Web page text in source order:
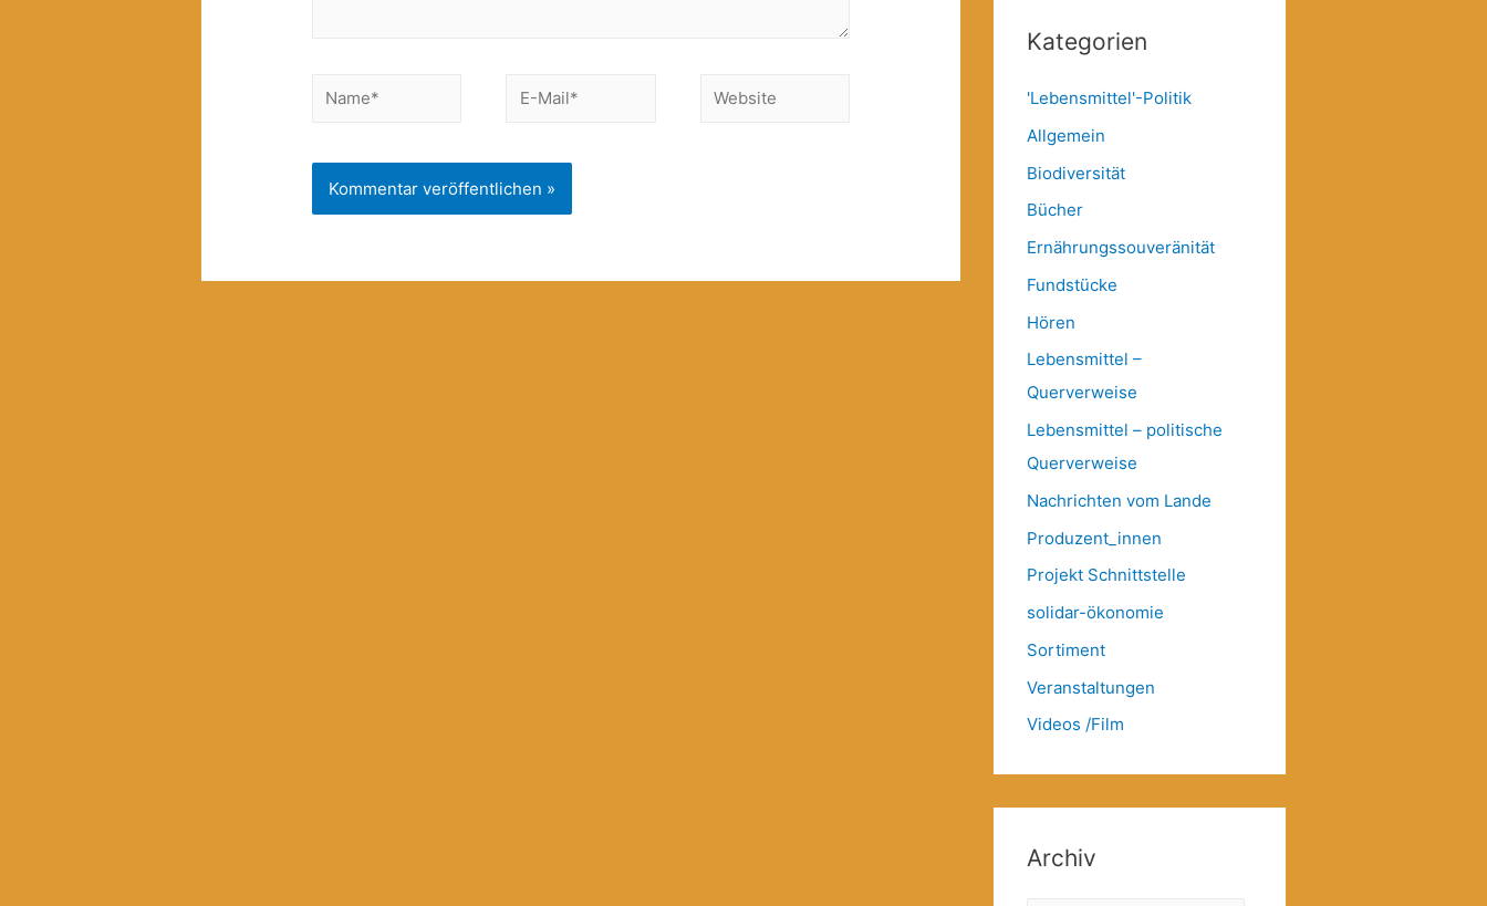
Name*
E-
Website
Kategorien
'Lebensmittel'-Politik
Allgemein
Biodiversität
Bücher
Ernährungssouveränität
Fundstücke
Hören
Lebensmittel –
Querverweise
Lebensmittel – politische
Querverweise
Nachrichten vom Lande
Produzent_innen
Projekt Schnittstelle
solidar-ökonomie
Sortiment
Veranstaltungen
Videos /Film
Archiv